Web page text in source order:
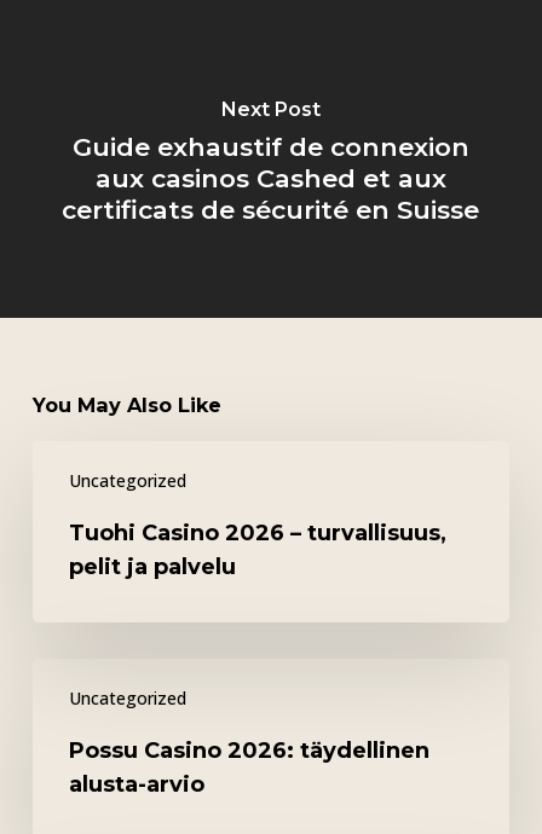
Next Post
Guide exhaustif de connexion
aux casinos Cashed et aux
certificats de sécurité en Suisse
You May Also Like
Uncategorized
Casino
turvallisuus,
Tuohi Casino 2026 – turvallisuus,
pelit ja palvelu
Uncategorized
Casino
alusta-
Possu Casino 2026: täydellinen
alusta-arvio